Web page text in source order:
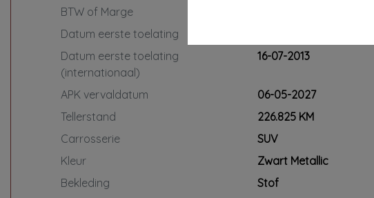
In combinatie met dit pakket €295,-
*Op onze servicepakketten zijn
specifieke voorwaarden van
de details.
BTW of Marge
Datum eerste toelating
Datum eerste toelating
(internationaal)
16-07-2013
APK vervaldatum
06-05-2027
Tellerstand
226.825 KM
Carrosserie
SUV
Kleur
Zwart Metallic
Bekleding
Stof